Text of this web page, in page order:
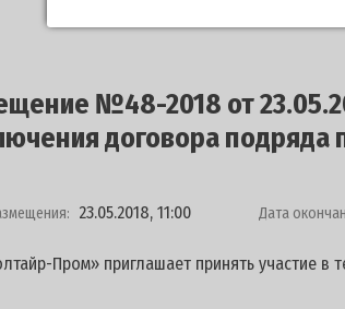
№48-2018 от
договора
23.05.2018, 11:00 Дата
Пром» приглашает принять участие